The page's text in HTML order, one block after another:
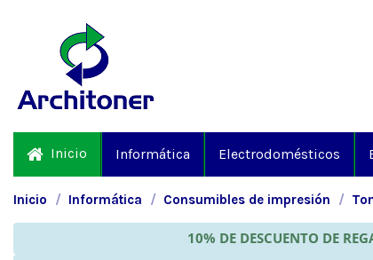
Inicio Informática Electrodomésticos
Inicio Informática Consumibles de impresión
10% DE DESCUENTO DE